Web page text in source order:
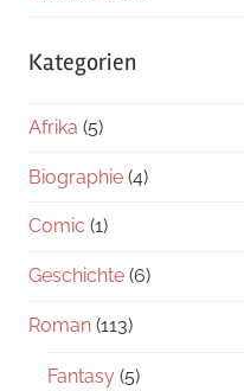
Kategorien
Afrika (5)
Biographie (4)
Comic (1)
Geschichte (6)
Roman (113)
Fantasy (5)